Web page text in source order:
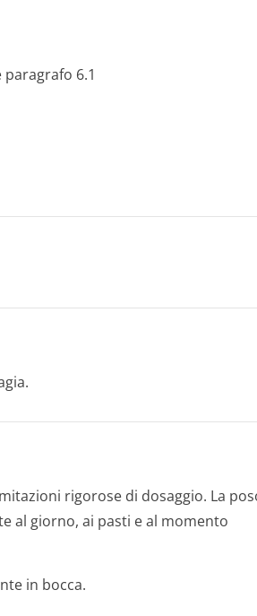
6.1
rigorose di dosaggio. La
al giorno, ai pasti e al momento
in bocca.